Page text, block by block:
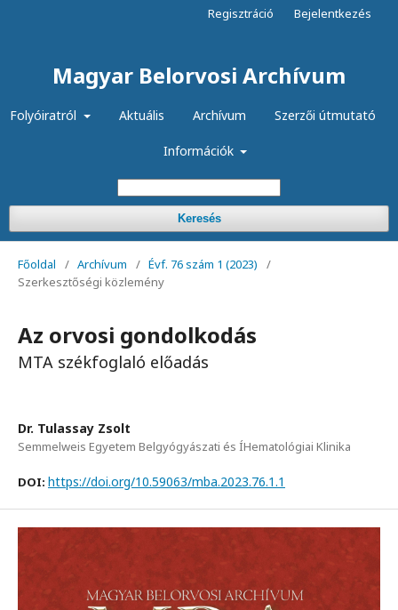
Magyar Belorvosi Archívum
Folyóiratról Aktuális Archívum Szerzői útmutató
Információk
Keresés
Regisztráció Bejelentkezés
Főoldal / Archívum / Évf. 76 szám 1 (2023)
/
Szerkesztőségi közlemény
Az orvosi gondolkodás
MTA székfoglaló előadás
Dr. Tulassay Zsolt
Semmelweis Egyetem Belgyógyászati és ÍHematológiai Klinika
DOI: https://doi.org/10.59063/mba.2023.76.1.1